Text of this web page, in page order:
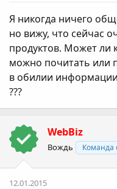
Я никогда ничего
но вижу, что сейчас
продуктов. Может ли
можно почитать или
в обилии
???
WebBiz
Вождь Команда
12.01.2015